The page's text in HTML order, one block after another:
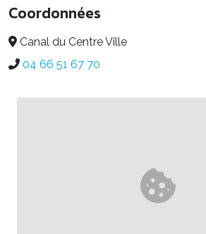
Coordonnées
Canal du Centre Ville
04 66 51 67 70